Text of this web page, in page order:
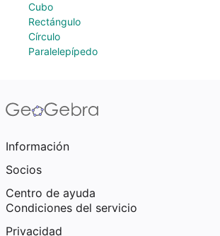
Cubo
Rectángulo
Círculo
Paralelepípedo
Información
Socios
Centro de ayuda
Condiciones del servicio
Privacidad